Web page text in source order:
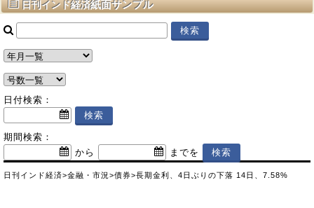
日刊インド経済紙面サンプル
日付検索：
期間検索：
から
までを
日刊インド経済>金融・市況 >債券>長期金利、4日ぶりの下落 14日、7.58%